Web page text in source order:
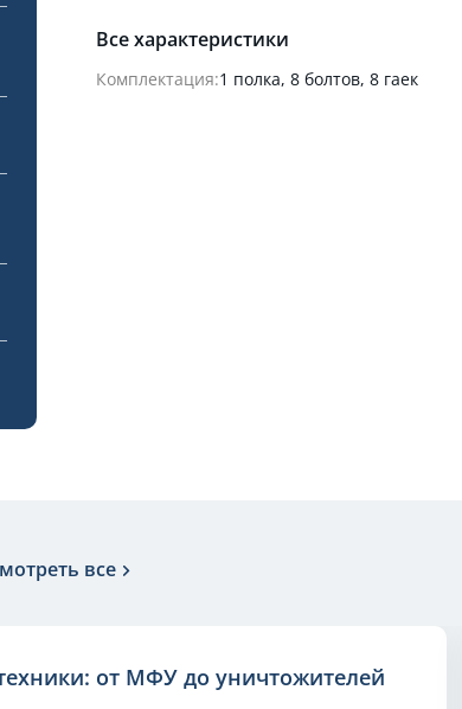
Все характеристики
Комплектация:1 полка, 8 болтов, 8 гаек
все
от МФУ до уничтожителей